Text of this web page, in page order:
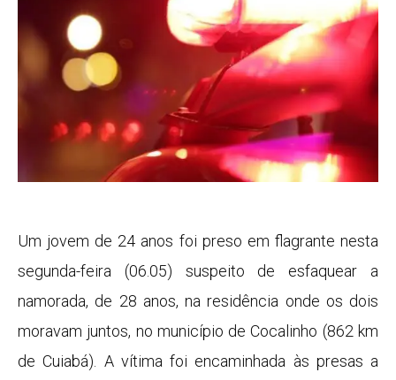
Um jovem de 24 anos foi preso em flagrante nesta
segunda-feira (06.05) suspeito de esfaquear a
namorada, de 28 anos, na residência onde os dois
moravam juntos, no município de Cocalinho (862 km
de Cuiabá). A vítima foi encaminhada às presas a